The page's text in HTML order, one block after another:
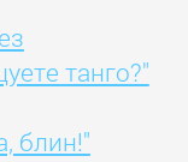
танго?"
блин!"